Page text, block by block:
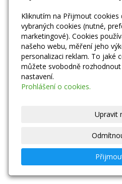
Kliknutím na Přijmout cookies
vybraných cookies (nutné,
marketingové). Cookies
našeho webu, měření jeho
personalizaci reklam. To jaké
můžete svobodně
nastavení.
Prohlášení o cookies.
Upravit